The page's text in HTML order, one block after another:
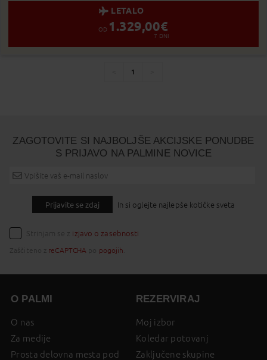
LETALO
OD 1.329,00€
7 DNI
You're
1
ZAGOTOVITE SI NAJBOLJŠE AKCIJSKE PONUDBE
S PRIJAVO NA PALMINE NOVICE
Prijavite se zdaj In si oglejte najlepše kotičke sveta
Strinjam se z izjavo o zasebnosti
Zaščiteno z reCAPTCHA pogojih
O PALMI
O nas
Za medije
Prosta delovna mesta pod
REZERVIRAJ
Moj izbor
Koledar potovanj
Zaključene skupine